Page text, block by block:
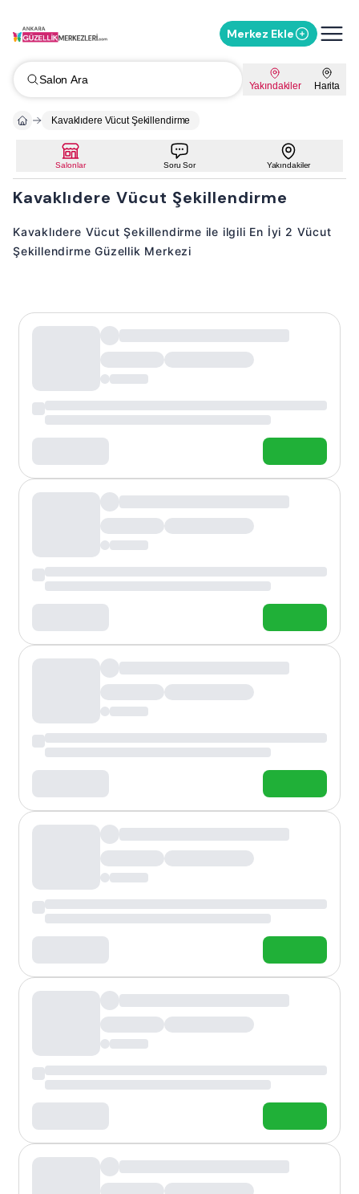
Merkez Ekle
Salon Ara Yakındakiler Harita
Kavaklıdere Vücut Şekillendirme
Salonlar Soru Sor Yakındakiler
Kavaklıdere Vücut Şekillendirme
Kavaklıdere Vücut Şekillendirme ile ilgili En İyi 2 Vücut
Şekillendirme Güzellik Merkezi